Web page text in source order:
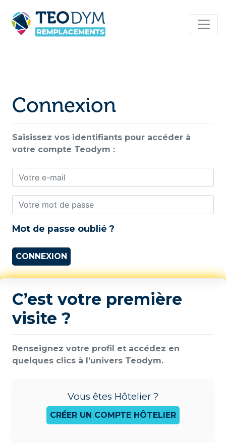
Connexion
Saisissez vos identifiants pour accéder à
votre compte Teodym :
Mot de passe oublié ?
CONNEXION
C’est votre première
visite ?
Renseignez votre profil et accédez en
quelques clics à l’univers Teodym.
Vous êtes Hôtelier ?
CRÉER UN COMPTE HÔTELIER